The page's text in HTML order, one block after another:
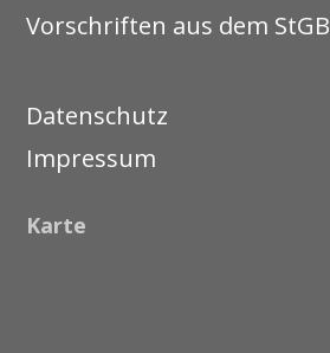
Vorschriften aus dem StGB
Datenschutz
Impressum
Karte